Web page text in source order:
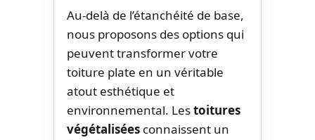
Au-delà de l’étanchéité de base,
nous proposons des options qui
peuvent transformer votre
toiture plate en un véritable
atout esthétique et
environnemental. Lestoitures
végétalisées connaissent un